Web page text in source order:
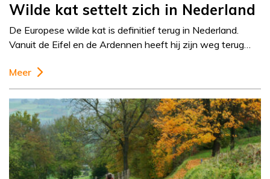
Wilde kat settelt zich in Nederland
De Europese wilde kat is definitief terug in Nederland.
Vanuit de Eifel en de Ardennen heeft hij zijn weg terug…
Meer